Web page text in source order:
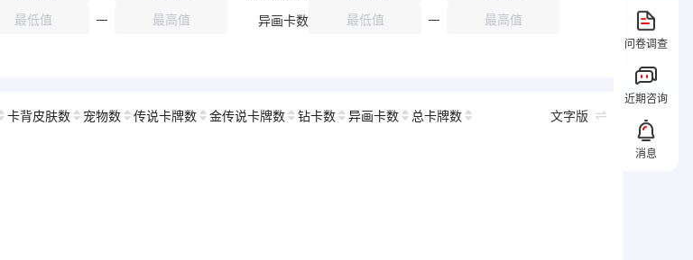
异画卡数
卡背皮肤数 宠物数 传说卡牌数 金传说卡牌数 钻卡数 异画卡数 总卡牌数 文字版
问卷调查
近期咨询
消息